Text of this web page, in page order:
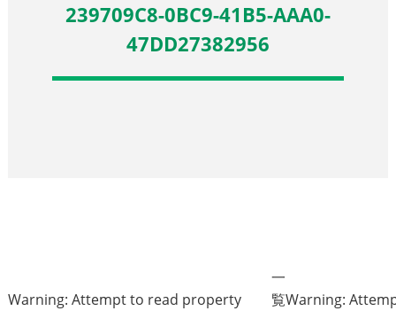
239709C8-0BC9-41B5-AAA0-
47DD27382956
Warning: Attempt to read property
一
覧Warning: